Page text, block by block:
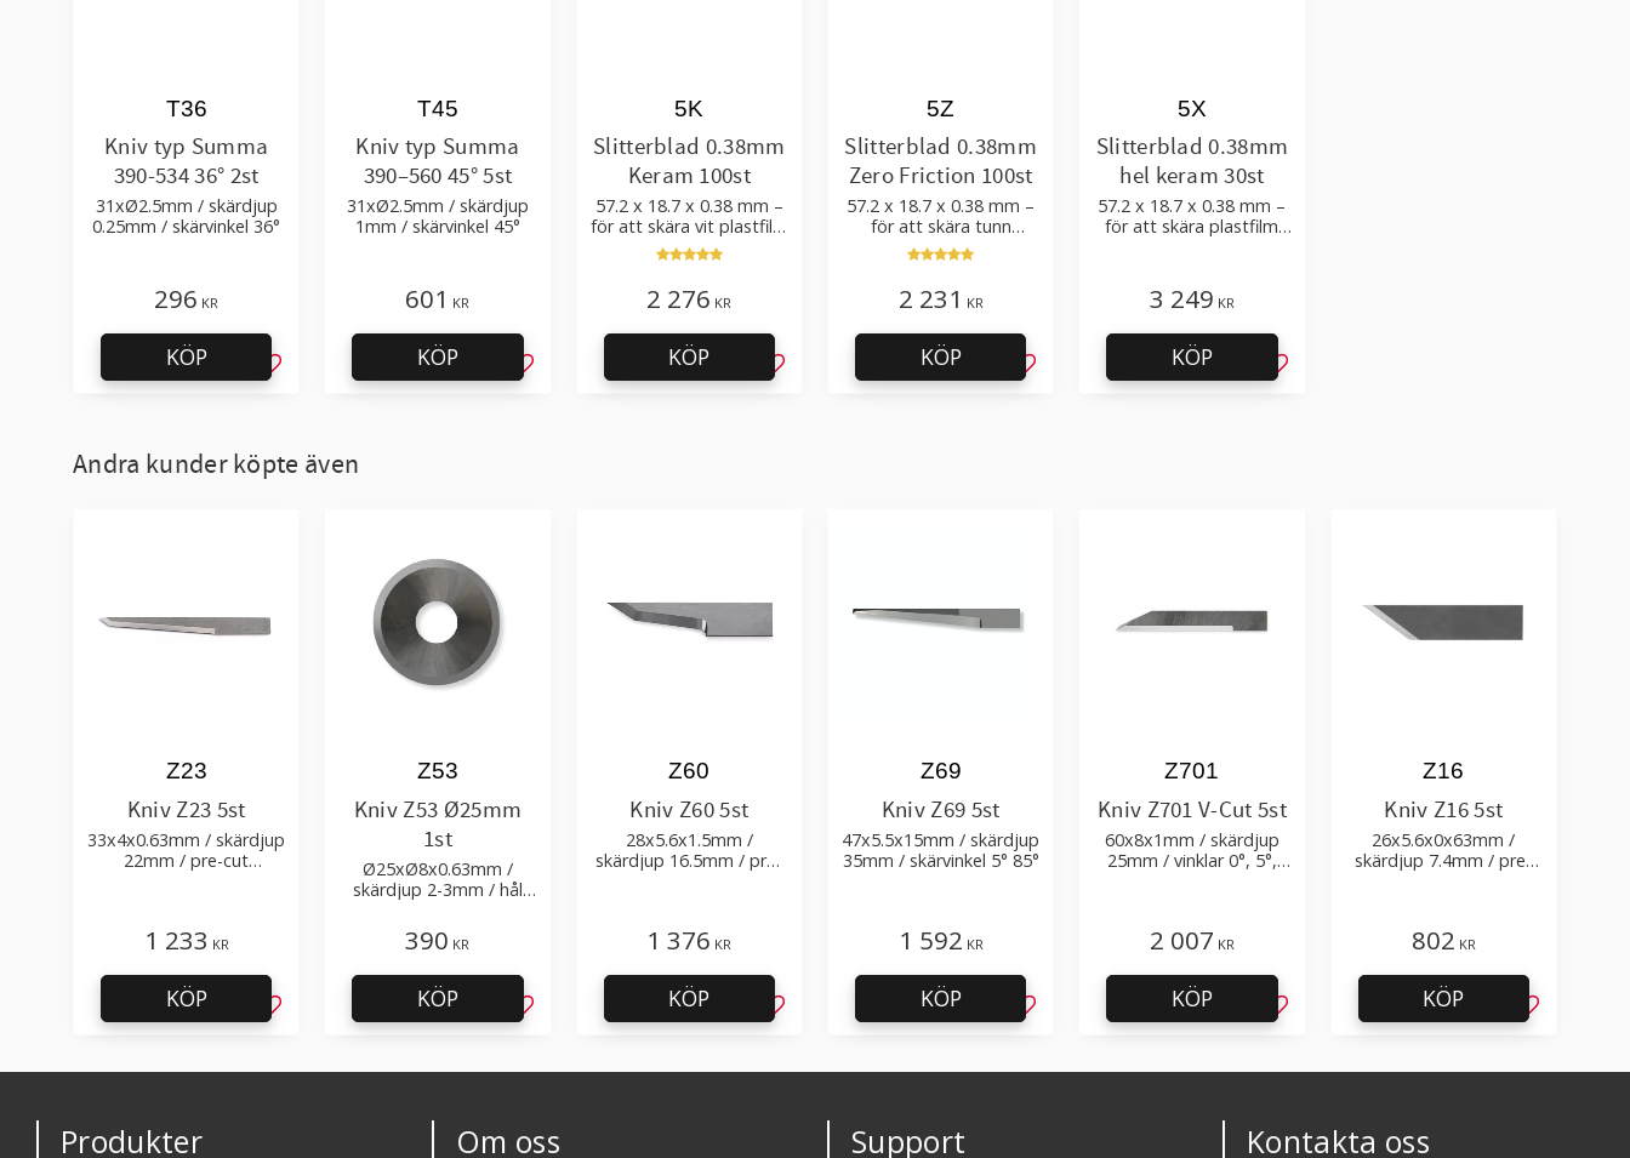
Kniv typ Summa
390-534 36° 2st
31xØ2.5mm / skärdjup
0.25mm / skärvinkel 36°
T36
296 KR
Lägg till i favoriter
KÖP
Kniv typ Summa
390–560 45° 5st
31xØ2.5mm / skärdjup
1mm / skärvinkel 45°
T45
601 KR
Lägg till i favoriter
KÖP
Slitterblad 0.38mm
Keram 100st
57.2 x 18.7 x 0.38 mm –
för att skära vit plastfilm
med tillsatser
5K
2 276 KR
Lägg till i favoriter
KÖP
Slitterblad 0.38mm
Zero Friction 100st
57.2 x 18.7 x 0.38 mm –
för att skära tunn
sträckfilm, plastfilm
5Z
2 231 KR
Lägg till i favoriter
KÖP
Slitterblad 0.38mm
hel keram 30st
57.2 x 18.7 x 0.38 mm –
för att skära plastfilm
5X
3 249 KR
Lägg till i favoriter
KÖP
Andra kunder köpte även
Kniv Z23 5st
33x4x0.63mm / skärdjup
22mm / pre-cut
Z23
1 233 KR
Lägg till i favoriter
KÖP
Kniv Z53 Ø25mm
1st
Ø25xØ8x0.63mm /
skärdjup 2-3mm / hål
Z53
390 KR
Lägg till i favoriter
KÖP
Kniv Z60 5st
28x5.6x1.5mm /
skärdjup 16.5mm / pre-
Z60
1 376 KR
Lägg till i favoriter
KÖP
Kniv Z69 5st
47x5.5x1​5mm / skärdjup
35mm / skärvinkel 5° 85°
Z69
1 592 KR
Lägg till i favoriter
KÖP
Kniv Z701 V-Cut 5st
60x8x1mm / skärdjup
25mm / vinklar 0°, 5°,
Z701
2 007 KR
Lägg till i favoriter
KÖP
Kniv Z16 5st
26x5.6x0x63mm /
skärdjup 7.4mm / pre-
Z16
802 KR
Lägg till i
KÖP
Produkter Om oss Support Kontakta oss